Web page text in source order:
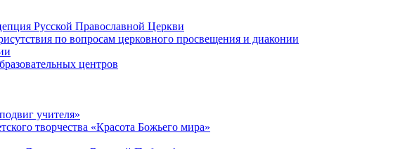
Русской Православной Церкви
по вопросам церковного просвещения и диаконии
центров
учителя»
творчества «Красота Божьего мира»